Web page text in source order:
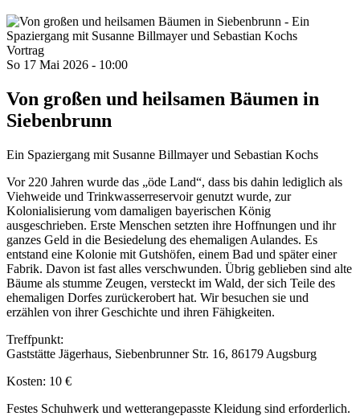
Vortrag
So 17 Mai 2026 - 10:00
Von großen und heilsamen Bäumen in
Siebenbrunn
Ein Spaziergang mit Susanne Billmayer und Sebastian Kochs
Vor 220 Jahren wurde das „öde Land“, dass bis dahin lediglich als
Viehweide und Trinkwasserreservoir genutzt wurde, zur
Kolonialisierung vom damaligen bayerischen König
ausgeschrieben. Erste Menschen setzten ihre Hoffnungen und ihr
ganzes Geld in die Besiedelung des ehemaligen Aulandes. Es
entstand eine Kolonie mit Gutshöfen, einem Bad und später einer
Fabrik. Davon ist fast alles verschwunden. Übrig geblieben sind alte
Bäume als stumme Zeugen, versteckt im Wald, der sich Teile des
ehemaligen Dorfes zurückerobert hat. Wir besuchen sie und
erzählen von ihrer Geschichte und ihren Fähigkeiten.
Treffpunkt:
Gaststätte Jägerhaus, Siebenbrunner Str. 16, 86179 Augsburg
Kosten: 10 €
Festes Schuhwerk und wetterangepasste Kleidung sind erforderlich.